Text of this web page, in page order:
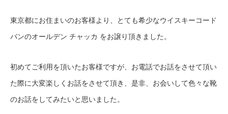
東京都にお住まいのお客様より、とても希少なウイスキーコード
バンのオールデン チャッカ をお譲り頂きました。
初めてご利用を頂いたお客様ですが、お電話でお話をさせて頂い
た際に大変楽しくお話をさせて頂き、是非、お会いして色々な靴
のお話をしてみたいと思いました。